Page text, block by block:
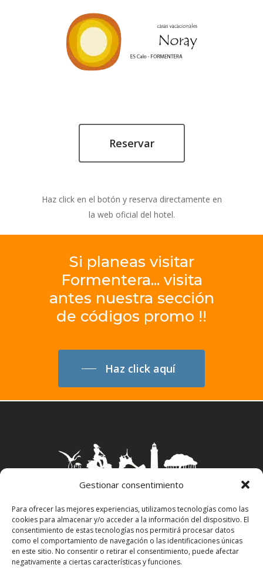
Gestionar consentimiento
Para ofrecer las mejores experiencias, utilizamos tecnologías como las
cookies para almacenar y/o acceder a la información del dispositivo. El
consentimiento de estas tecnologías nos permitirá procesar datos
como el comportamiento de navegación o las identificaciones únicas
en este sitio. No consentir o retirar el consentimiento, puede afectar
negativamente a ciertas características y funciones.
Reservar
Haz click en el botón y reserva directamente en
la web oficial del hotel.
Si planeas visitar
Formentera... visita
antes nuestra sección
de códigos promo !!
Haz click aquí
Aviso Legal– Política Privacidad–Política
Cookies–Propiedad Intelectual